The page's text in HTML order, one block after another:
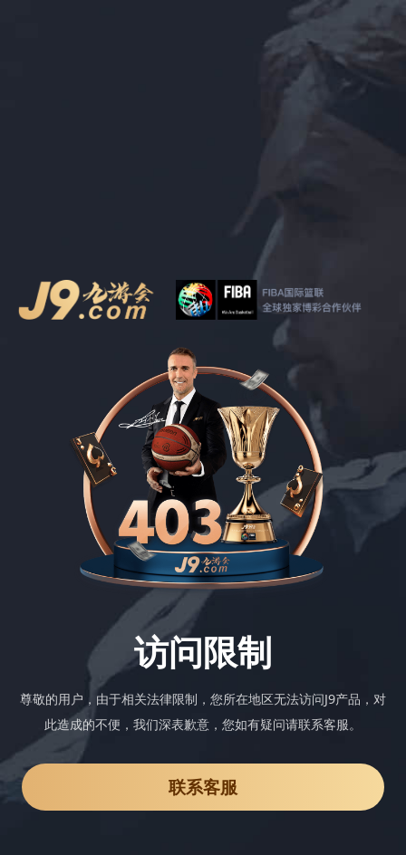
访问限制
尊敬的用户，由于相关法律限制，您所在地区无法访问J9产品，对
此造成的不便，我们深表歉意，您如有疑问请联系客服。
联系客服